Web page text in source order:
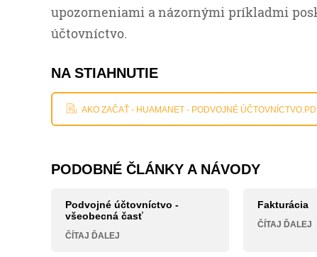
upozorneniami a názornými príkladmi
účtovníctvo.
NA STIAHNUTIE
AKO ZAČAŤ - HUAMANET - PODVOJNÉ
PODOBNÉ ČLÁNKY A NÁVODY
Podvojné účtovníctvo -
všeobecná časť
ČÍTAJ ĎALEJ
Fakturácia
ČÍTAJ ĎALEJ